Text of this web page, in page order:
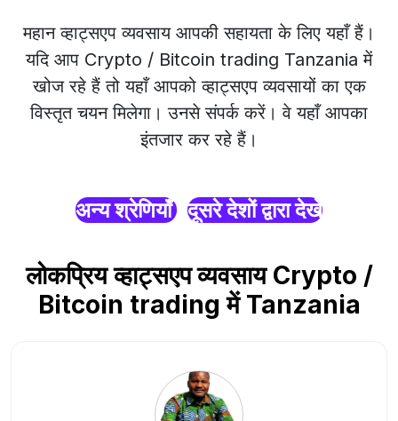
महान व्हाट्सएप व्यवसाय आपकी सहायता के लिए यहाँ हैं।
यदि आप Crypto / Bitcoin trading Tanzania में
खोज रहे हैं तो यहाँ आपको व्हाट्सएप व्यवसायों का एक
विस्तृत चयन मिलेगा। उनसे संपर्क करें। वे यहाँ आपका
इंतजार कर रहे हैं।
अन्य श्रेणियाँ दूसरे देशों द्वारा देखें
लोकप्रिय व्हाट्सएप व्यवसाय Crypto /
Bitcoin trading में Tanzania